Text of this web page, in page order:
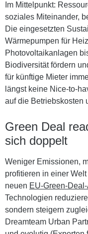
Im Mittelpunkt:
soziales Miteinander,
Die eingesetzten
Wärmepumpen für
Photovoltaikanlagen
Biodiversität fördern
für künftige Mieter
längst keine Nice-to-
auf die Betriebskosten
Green Deal
sich doppelt
Weniger Emissionen,
profitieren in einer
neuen EU-Green-
Technologien
sondern steigern
Dreamteam Urban